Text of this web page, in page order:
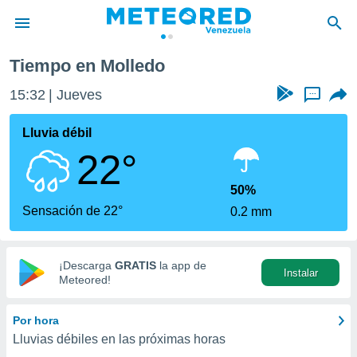
de
ha
para
que se
calidad.
a este
las
y
digital
basada
Tiempo en Molledo
15:32 Jueves ...
Lluvia débil
22°
Sensación de 22°
50%
0.2 mm
¡Descarga GRATIS la app de
Meteored!
Instalar
Por hora
Lluvias débiles en las próximas horas